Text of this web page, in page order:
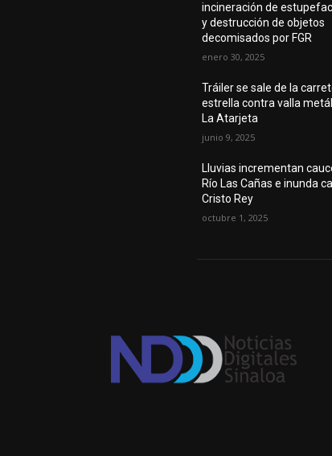
incineración de
y destrucción de objetos
decomisados por FGR
enero 30, 2025
Tráiler se sale de la
estrella contra valla
La Atarjeta
junio 9, 2025
Lluvias incrementan
Río Las Cañas e inunda
Cristo Rey
octubre 1, 2025